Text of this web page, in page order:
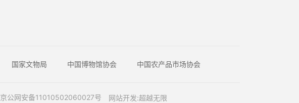
国家文物局 中国博物馆协会 中国农产品市场协会
京公网安备11010502060027号 网站开发:超越无限